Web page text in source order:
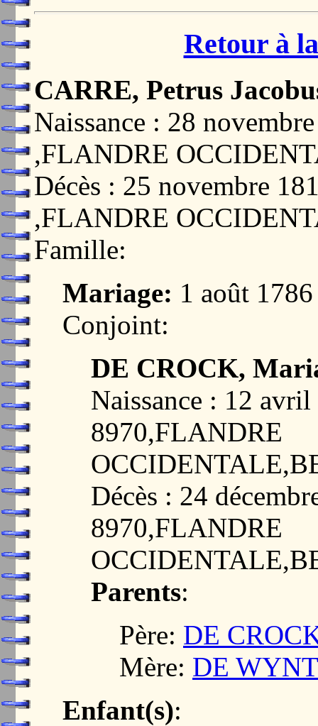
Retour à
CARRE, Petrus
Naissance : 28
,FLANDRE
Décès : 25 novembre
,FLANDRE
Famille:
Mariage: 1 août 1786
Conjoint:
DE CROCK,
Naissance : 12
8970,FLANDRE
Décès : 24
8970,FLANDRE
Parents:
Père: DE
Mère: DE
Enfant(s):